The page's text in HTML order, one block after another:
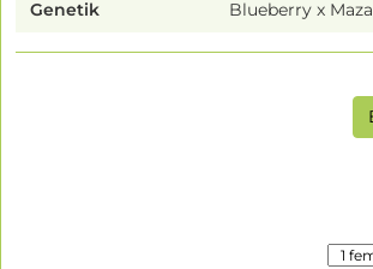
Genetik Blueberry x